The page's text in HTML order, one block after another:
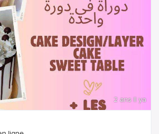
2 ans Il ya